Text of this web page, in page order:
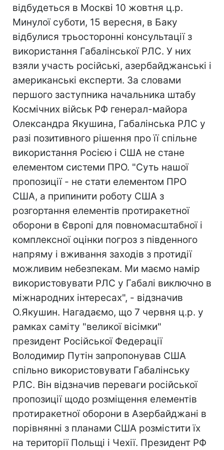
відбудеться в Москві 10 жовтня ц.р.
Минулої суботи, 15 вересня, в Баку
відбулися трьосторонні консультації з
використання Габалінської РЛС. У них
взяли участь російські, азербайджанські і
американські експерти. За словами
першого заступника начальника штабу
Космічних військ РФ генерал-майора
Олександра Якушина, Габалінська РЛС у
разі позитивного рішення про її спільне
використання Росією і США не стане
елементом системи ПРО. "Суть нашої
пропозиції - не стати елементом ПРО
США, а припинити роботу США з
розгортання елементів протиракетної
оборони в Європі для повномасштабної і
комплексної оцінки погроз з південного
напряму і вживання заходів з протидії
можливим небезпекам. Ми маємо намір
використовувати РЛС у Габалі виключно в
міжнародних інтересах", - відзначив
О.Якушин. Нагадаємо, що 7 червня ц.р. у
рамках саміту "великої вісімки"
президент Російської Федерації
Володимир Путін запропонував США
спільно використовувати Габалінську
РЛС. Він відзначив переваги російської
пропозиції щодо розміщення елементів
протиракетної оборони в Азербайджані в
порівнянні з планами США розмістити їх
на території Польщі і Чехії. Президент РФ